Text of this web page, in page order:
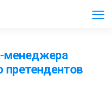
менеджера
претендентов